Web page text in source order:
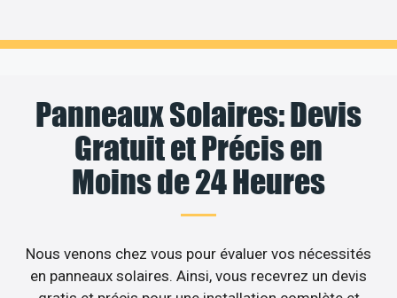
Panneaux Solaires: Devis
Gratuit et Précis en
Moins de 24 Heures
Nous venons chez vous pour évaluer vos nécessités
en panneaux solaires. Ainsi, vous recevrez un devis